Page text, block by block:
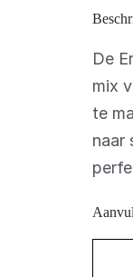
De
mix
te
naar